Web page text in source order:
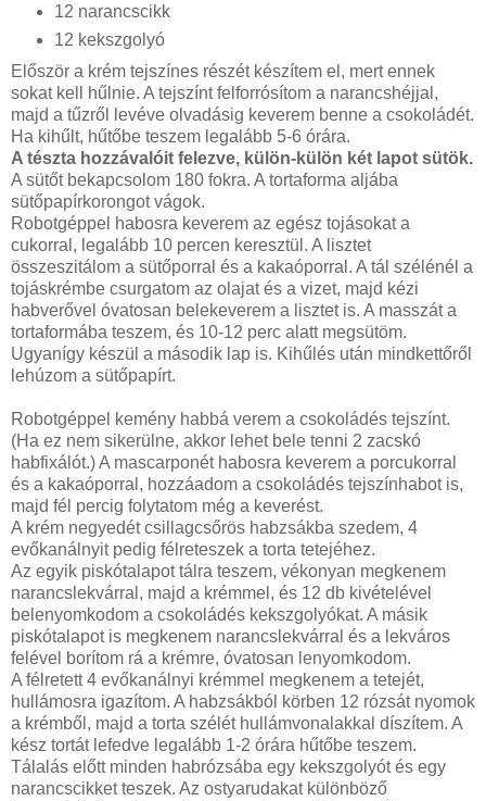
12 narancscikk
12 kekszgolyó
Először a krém tejszínes részét készítem el, mert ennek
sokat kell hűlnie. A tejszínt felforrósítom a narancshéjjal,
majd a tűzről levéve olvadásig keverem benne a csokoládét.
Ha kihűlt, hűtőbe teszem legalább 5-6 órára.
A tészta hozzávalóit felezve, külön-külön két lapot sütök.
A sütőt bekapcsolom 180 fokra. A tortaforma aljába
sütőpapírkorongot vágok.
Robotgéppel habosra keverem az egész tojásokat a
cukorral, legalább 10 percen keresztül. A lisztet
összeszitálom a sütőporral és a kakaóporral. A tál szélénél a
tojáskrémbe csurgatom az olajat és a vizet, majd kézi
habverővel óvatosan belekeverem a lisztet is. A masszát a
tortaformába teszem, és 10-12 perc alatt megsütöm.
Ugyanígy készül a második lap is. Kihűlés után mindkettőről
lehúzom a sütőpapírt.
Robotgéppel kemény habbá verem a csokoládés tejszínt.
(Ha ez nem sikerülne, akkor lehet bele tenni 2 zacskó
habfixálót.) A mascarponét habosra keverem a porcukorral
és a kakaóporral, hozzáadom a csokoládés tejszínhabot is,
majd fél percig folytatom még a keverést.
A krém negyedét csillagcsőrös habzsákba szedem, 4
evőkanálnyit pedig félreteszek a torta tetejéhez.
Az egyik piskótalapot tálra teszem, vékonyan megkenem
narancslekvárral, majd a krémmel, és 12 db kivételével
belenyomkodom a csokoládés kekszgolyókat. A másik
piskótalapot is megkenem narancslekvárral és a lekváros
felével borítom rá a krémre, óvatosan lenyomkodom.
A félretett 4 evőkanálnyi krémmel megkenem a tetejét,
hullámosra igazítom. A habzsákból körben 12 rózsát nyomok
a krémből, majd a torta szélét hullámvonalakkal díszítem. A
kész tortát lefedve legalább 1-2 órára hűtőbe teszem.
Tálalás előtt minden habrózsába egy kekszgolyót és egy
narancscikket teszek. Az ostyarudakat különböző